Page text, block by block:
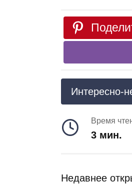
Интересно-
Время
3 мин.
Недавнее